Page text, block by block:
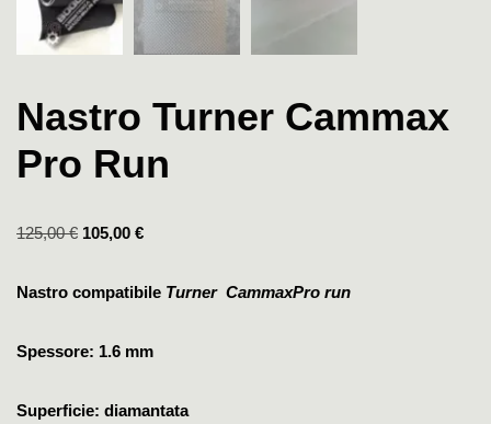
Nastro Turner Cammax
Pro Run
125,00€ 105,00 €
Nastro compatibile Turner CammaxPro run
Spessore: 1.6 mm
Superficie: diamantata